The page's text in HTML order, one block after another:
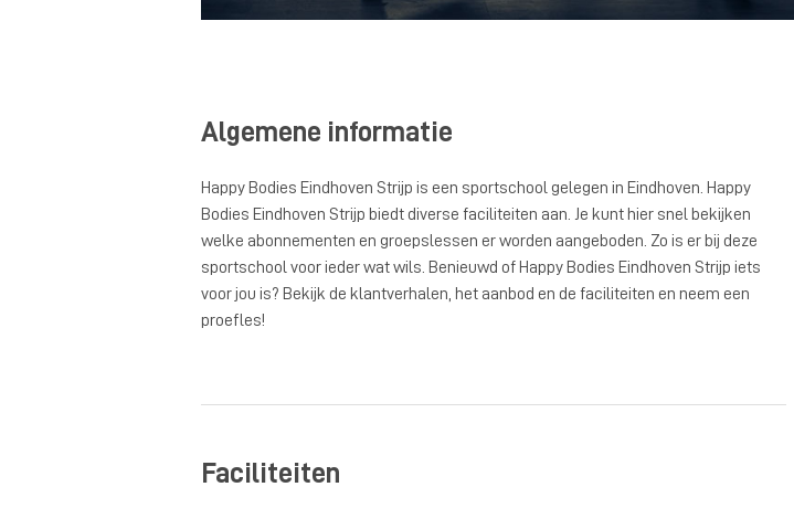
Algemene informatie
Happy Bodies Eindhoven Strijp is een sportschool gelegen in Eindhoven. Happy
Bodies Eindhoven Strijp biedt diverse faciliteiten aan. Je kunt hier snel bekijken
welke abonnementen en groepslessen er worden aangeboden. Zo is er bij deze
sportschool voor ieder wat wils. Benieuwd of Happy Bodies Eindhoven Strijp iets
voor jou is? Bekijk de klantverhalen, het aanbod en de faciliteiten en neem een
proefles!
Faciliteiten